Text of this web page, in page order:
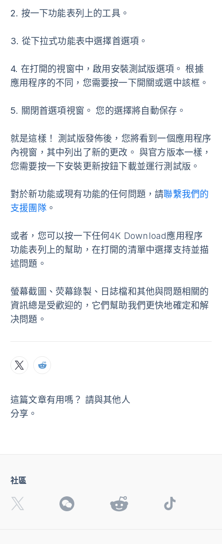
2. 按一下功能表列上的工具 。
3. 從下拉式功能表中選擇首選項 。
4. 在打開的視窗中，啟用 安裝測試版選項。 根據
應用程序的不同，您需要按一下開關或選中該框。
5. 關閉首選項視窗。 您的選擇將自動保存。
就是這樣！ 測試版發佈後，您將看到一個應用程序
內視窗，其中列出了新的更改。 與官方版本一樣，
您需要按一下安裝更新按鈕下載並運行測試版。
對於新功能或現有功能的任何問題，請聯繫我們的
支援團隊。
或者，您可以按一下任何4K Download應用程序
功能表列上的幫助 ，在打開的清單中選擇支持並描
述問題。
螢幕截圖、荧幕錄製、日誌檔和其他與問題相關的
資訊總是受歡迎的，它們幫助我們更快地確定和解
决問題。
這篇文章有用嗎？ 請與其他人
分享。
社區